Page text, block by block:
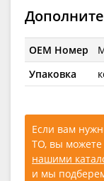
OEM Номер
Упаковка
Если вам
ТО, вы можете
нашими
и мы